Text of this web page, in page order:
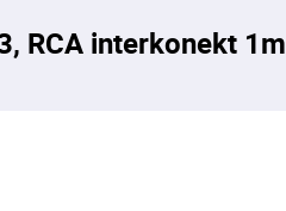
RCA interkonekt 1m